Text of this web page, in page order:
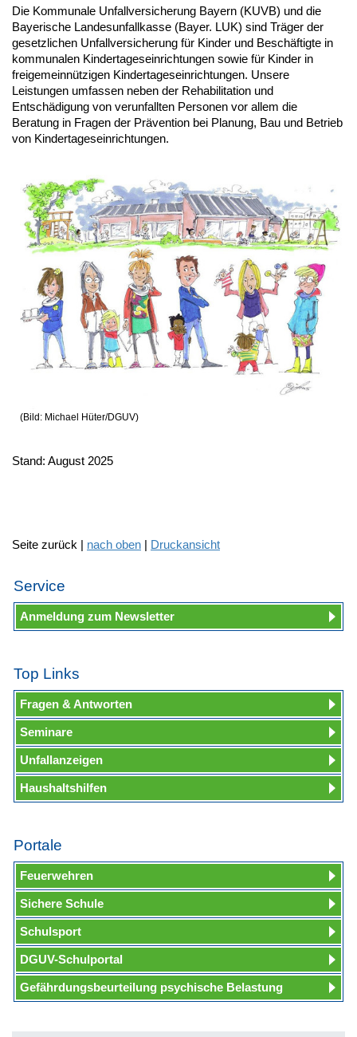
Die Kommunale Unfallversicherung Bayern (KUVB) und die
Bayerische Landesunfallkasse (Bayer. LUK) sind Träger der
gesetzlichen Unfallversicherung für Kinder und Beschäftigte in
kommunalen Kindertageseinrichtungen sowie für Kinder in
freigemeinnützigen Kindertageseinrichtungen. Unsere
Leistungen umfassen neben der Rehabilitation und
Entschädigung von verunfallten Personen vor allem die
Beratung in Fragen der Prävention bei Planung, Bau und Betrieb
von Kindertageseinrichtungen.
(Bild: Michael Hüter/DGUV)
Stand: August 2025
Seite zurück | nach oben | Druckansicht
Service
Anmeldung zum Newsletter
Top Links
Fragen & Antworten
Seminare
Unfallanzeigen
Haushaltshilfen
Portale
Feuerwehren
Sichere Schule
Schulsport
DGUV-Schulportal
Gefährdungsbeurteilung psychische Belastung